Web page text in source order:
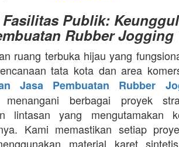
Publik:
Rubber Jogging
ruang terbuka hijau yang
tata kota dan area
Jasa Pembuatan Rubber
menangani berbagai proyek
lintasan yang mengutamakan
Kami memastikan setiap
material karet